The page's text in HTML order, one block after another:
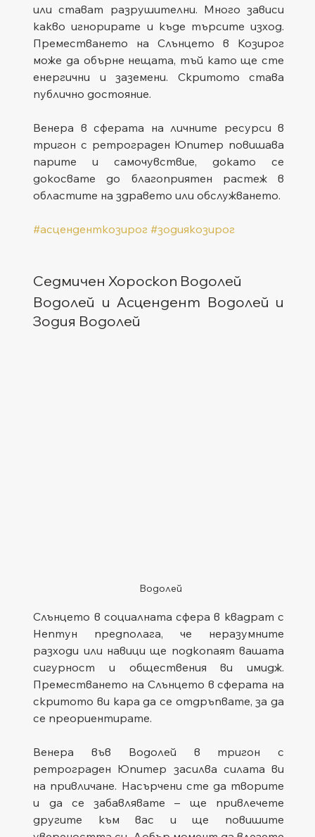
или стават разрушителни. Много зависи
какво игнорирате и къде търсите изход.
Преместването на Слънцето в Козирог
може да обърне нещата, тъй като ще сте
енергични и заземени. Скритото става
публично достояние.
Венера в сферата на личните ресурси в
тригон с ретрограден Юпитер повишава
парите и самочувствие, докато се
докосвате до благоприятен растеж в
областите на здравето или обслужването.
#асценденткозирог #зодиякозирог
Седмичен Хороскоп Водолей
Водолей и Асцендент Водолей и
Зодия Водолей
Водолей
Слънцето в социалната сфера в квадрат с
Нептун предполага, че неразумните
разходи или навици ще подкопаят вашата
сигурност и обществения ви имидж.
Преместването на Слънцето в сферата на
скритото ви кара да се отдръпвате, за да
се преориентирате.
Венера във Водолей в тригон с
ретрограден Юпитер засилва силата ви
на привличане. Насърчени сте да творите
и да се забавлявате – ще привлечете
другите към вас и ще повишите